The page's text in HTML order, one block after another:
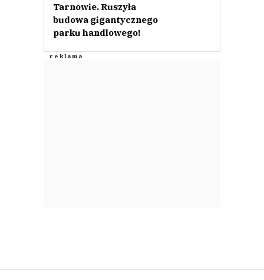
Tarnowie. Ruszyła
budowa gigantycznego
parku handlowego!